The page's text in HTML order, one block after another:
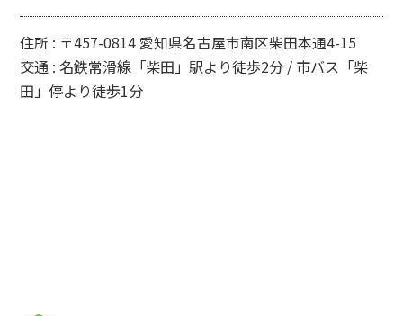
住所 : 〒457-0814 愛知県名古屋市南区柴田本通4-15
交通 : 名鉄常滑線「柴田」駅より徒歩2分 / 市バス「柴
田」停より徒歩1分